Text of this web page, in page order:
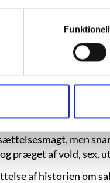
bringer tankerne
i et kontant og
en effektfuld stemning
whodunit (“who
som bl.a. den
Det bliver
men
præget af vold, sex,
af historien om